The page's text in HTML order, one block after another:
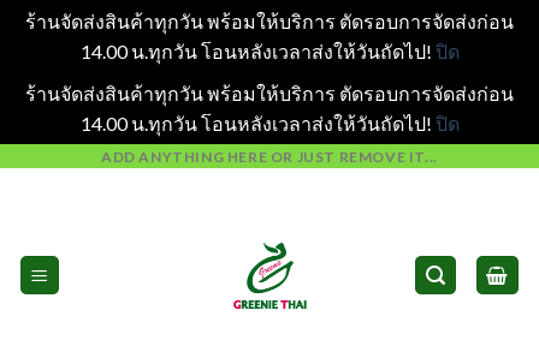
ร้านจัดส่งสินค้าทุกวัน พร้อมให้บริการ ตัดรอบการจัดส่งก่อน
14.00 น.ทุกวัน โอนหลังเวลาส่งให้วันถัดไป! ปิด
ร้านจัดส่งสินค้าทุกวัน พร้อมให้บริการ ตัดรอบการจัดส่งก่อน
14.00 น.ทุกวัน โอนหลังเวลาส่งให้วันถัดไป! ปิด
ADD ANYTHING HERE OR JUST REMOVE IT...